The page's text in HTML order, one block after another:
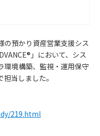
の預かり資産営業支援シス
」において、シス
環境構築、監視・運用保守
当しました。
219.html